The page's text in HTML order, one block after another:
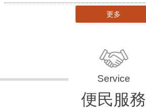
更多
便民服務